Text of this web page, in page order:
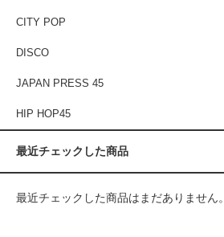
CITY POP
DISCO
JAPAN PRESS 45
HIP HOP45
最近チェックした商品
最近チェックした商品はまだありません。